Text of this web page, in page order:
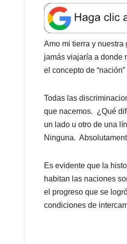
a
t
s
A
p
p
e
b
o
o
k
k
e
d
I
n
l
Amo mi tierra y
jamás viajaría a donde
el concepto de
Todas las
que nacemos. ¿Qué
un lado u otro de una
Ninguna.
Es evidente que la
habitan las naciones
el progreso que se
condiciones de